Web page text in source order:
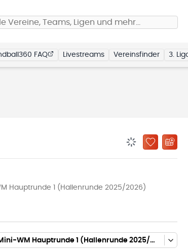
Vereine, Teams, Ligen und mehr…
FAQ Livestreams Vereinsfinder 3.
ZU „MEINE
Hauptrunde 1 (Hallenrunde 2025/2026)
weibliche D-Jugend DHB-Mini-WM Hauptrunde 1 (Hallenrunde 2025/2026)